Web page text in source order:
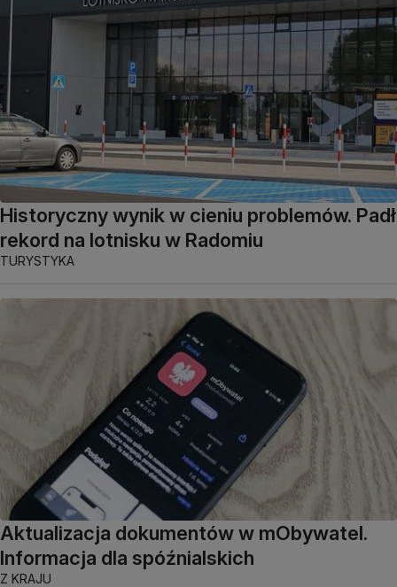
Historyczny wynik w cieniu problemów. Padł
rekord na lotnisku w Radomiu
TURYSTYKA
Aktualizacja dokumentów w mObywatel.
Informacja dla spóźnialskich
Z KRAJU